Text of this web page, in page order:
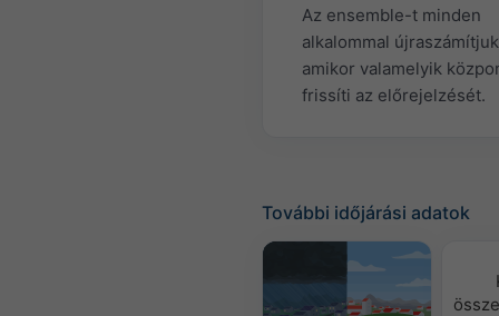
Az ensemble-t minden
alkalommal
amikor valamelyik
frissíti az előrejelzését.
További időjárási adatok